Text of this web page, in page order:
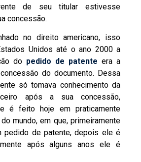
de seu titular estivesse
concessão.
no direito americano, isso
Unidos até o ano 2000 a
do pedido de patente era a
do documento. Dessa
só tomava conhecimento da
após a sua concessão,
é feito hoje em praticamente
mundo, em que, primeiramente
pedido de patente, depois ele é
após alguns anos ele é